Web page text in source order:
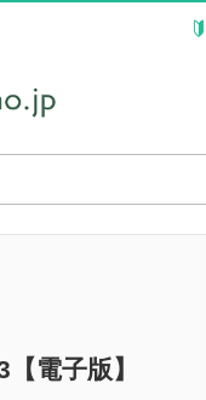
電子版】